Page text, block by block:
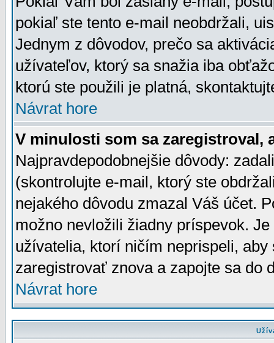
pokiaľ ste tento e-mail neobdržali,
Jednym z dôvodov, prečo sa
užívateľov, ktorý sa snažia iba
ktorú ste použili je platná,
Návrat hore
V minulosti som sa zaregistroval,
Najpravdepodobnejšie dôvody:
(skontrolujte e-mail, ktorý ste
nejakého dôvodu zmazal Váš účet.
možno nevložili žiadny príspevok.
užívatelia, ktorí ničím neprispeli,
zaregistrovať znova a zapojte sa do
Návrat hore